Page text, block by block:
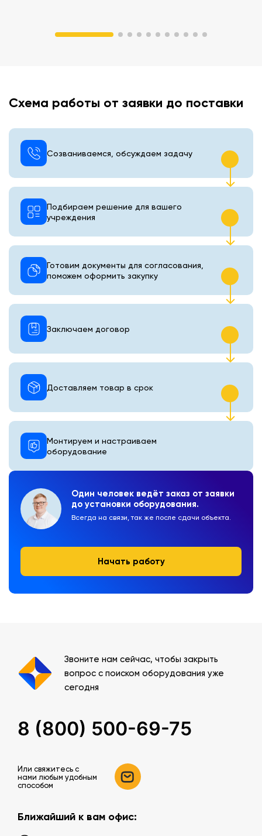
Схема работы от заявки до поставки
Один человек ведёт заказ от заявки
до установки оборудования.
Всегда на связи, так же после сдачи объекта.
Начать работу
Созваниваемся, обсуждаем задачу
Подбираем решение для вашего
учреждения
Готовим документы для согласования,
поможем оформить закупку
Монтируем и настраиваем
оборудование
Доставляем товар в срок
Заключаем договор
Звоните нам сейчас, чтобы закрыть
вопрос с поиском оборудования уже
сегодня
8 (800) 500-69-75
Или свяжитесь c
нами любым удобным
способом
Ближайший к вам офис: